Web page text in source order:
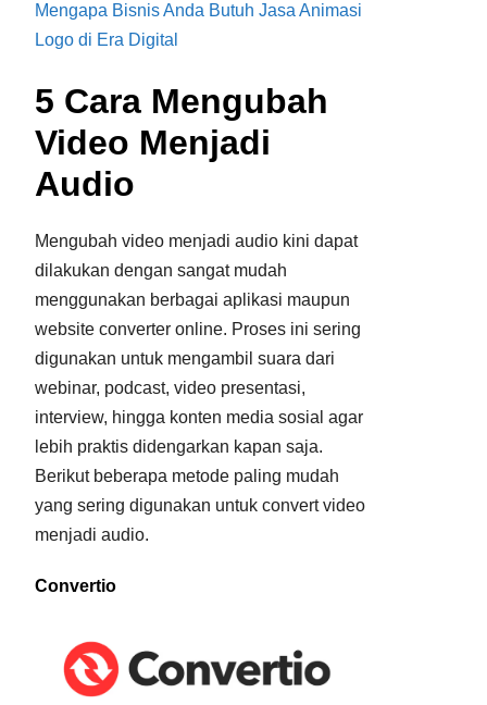
Mengapa Bisnis Anda Butuh Jasa Animasi
Logo di Era Digital
5 Cara Mengubah
Video Menjadi
Audio
Mengubah video menjadi audio kini dapat
dilakukan dengan sangat mudah
menggunakan berbagai aplikasi maupun
website converter online. Proses ini sering
digunakan untuk mengambil suara dari
webinar, podcast, video presentasi,
interview, hingga konten media sosial agar
lebih praktis didengarkan kapan saja.
Berikut beberapa metode paling mudah
yang sering digunakan untuk convert video
menjadi audio.
Convertio